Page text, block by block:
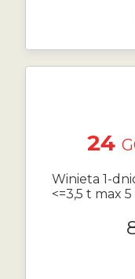
24
Winieta 1-
<=3,5 t max